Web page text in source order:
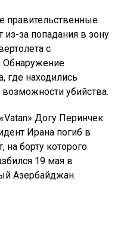
правительственные
за попадания в зону
с
Обнаружение
где находились
убийства.
Догу Перинчек
Ирана погиб в
на борту которого
19 мая в
Азербайджан.